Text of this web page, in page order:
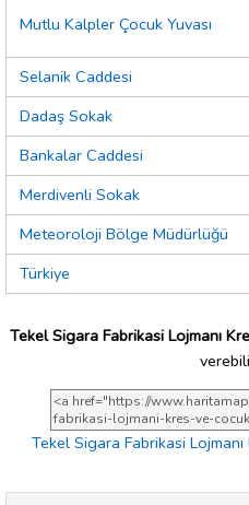
Mutlu Kalpler Çocuk Yuvası
Selanik Caddesi
Dadaş Sokak
Bankalar Caddesi
Merdivenli Sokak
Meteoroloji Bölge Müdürlüğü
Türkiye
Tekel Sigara Fabrikasi Lojmanı
Tekel Sigara Fabrikasi Lojmanı